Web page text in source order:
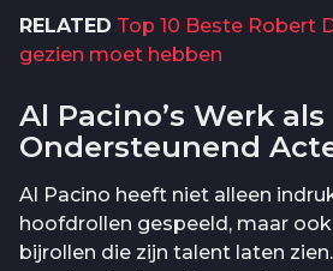
RELATED Top 10 Beste Robert
gezien moet hebben
Al Pacino’s Werk als
Ondersteunend
Al Pacino heeft niet alleen
hoofdrollen gespeeld, maar
bijrollen die zijn talent laten